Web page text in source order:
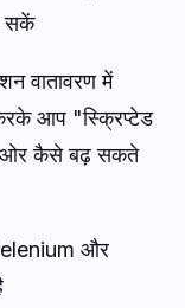
सकें
वातावरण में
आप "स्क्रिप्टेड
ओर कैसे बढ़ सकते
और